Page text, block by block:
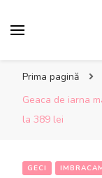
Prima pagină
Geaca de iarna
la 389 lei
GECI